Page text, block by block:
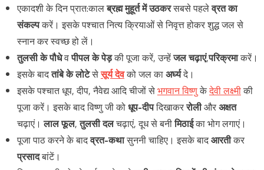
एकादशी के दिन प्रात:कालब्रह्म मुहूर्त में उठकरसबसे पहलेव्रत का
संकल्पकरें। इसके पश्चात नित्य क्रियाओं से निवृत्त होकर शुद्ध जल से
स्नान कर स्वच्छ हो लें।
तुलसी के पौधेवपीपल के पेड़की पूजा करें, उन्हेंजल चढ़ाएं,परिक्रमाकरें।
इसके बादतांबे के लोटेसेसूर्य देवको जल काअर्घ्यदे।
इसके पश्चात धूप, दीप, नैवेद्य आदि चीजों सेभगवान विष्णुकेदेवी लक्ष्मीकी
पूजा करें। इसके बाद विष्‍णु जी कोधूप-दीपदिखाकररोलीऔरअक्षत
चढ़ाएं।लाल फूल,तुलसी दलचढ़ाएं, दूध से बनीमिठाईका भोग लगाएं।
पूजा पाठ करने के बादव्रत-कथासुननी चाहिए। इसके बादआरतीकर
प्रसादबांटें।